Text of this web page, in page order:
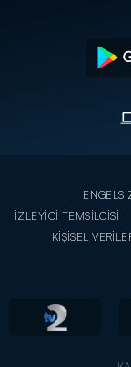
İZLEYİCİ TEMSİLCİSİ
KİŞİSEL